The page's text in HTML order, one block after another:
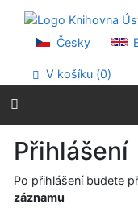
Přejít na menu
Prohlášení o
Česky
V košíku (0)
Přihlášení
Po přihlášení budete
záznamu